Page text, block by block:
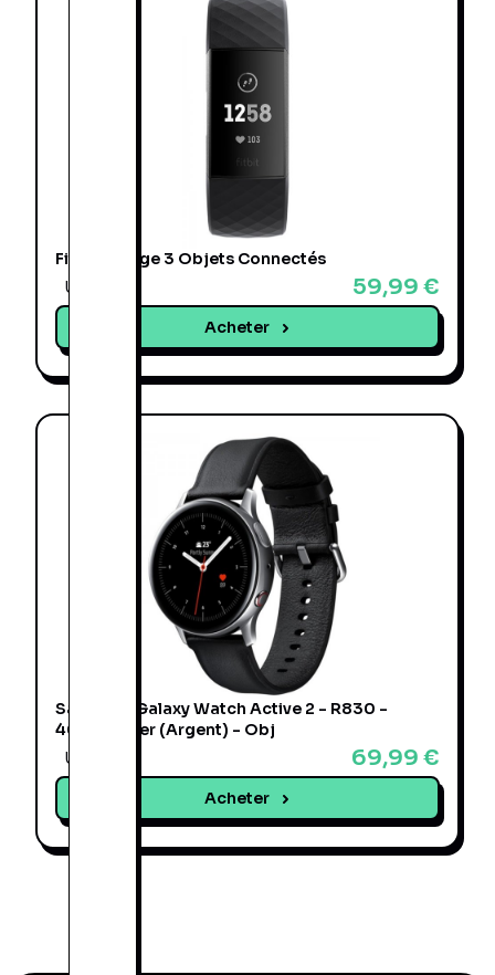
Fitbit Charge 3 Objets Connectés
Une offre
59,99 €
Acheter
Samsung Galaxy Watch Active 2 - R830 -
40mm Acier (Argent) - Obj
Une offre
69,99 €
Acheter